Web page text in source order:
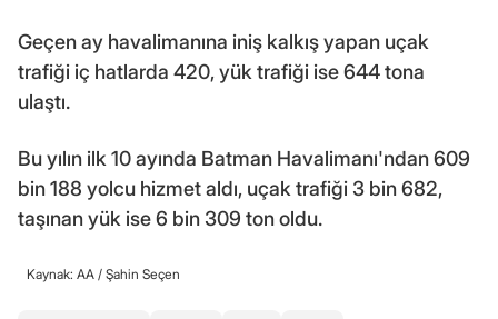
Geçen ay havalimanına iniş kalkış yapan uçak
trafiği iç hatlarda 420, yük trafiği ise 644 tona
ulaştı.
Bu yılın ilk 10 ayında Batman Havalimanı'ndan 609
bin 188 yolcu hizmet aldı, uçak trafiği 3 bin 682,
taşınan yük ise 6 bin 309 ton oldu.
Kaynak: AA / Şahin Seçen